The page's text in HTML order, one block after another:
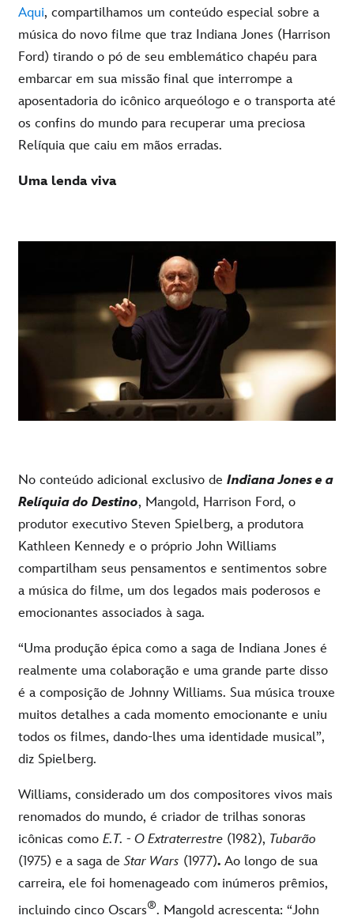
Aqui, compartilhamos um conteúdo especial sobre a
música do novo filme que traz Indiana Jones (Harrison
Ford) tirando o pó de seu emblemático chapéu para
embarcar em sua missão final que interrompe a
aposentadoria do icônico arqueólogo e o transporta até
os confins do mundo para recuperar uma preciosa
Relíquia que caiu em mãos erradas.
Uma lenda viva
No conteúdo adicional exclusivo de Indiana Jones e a
Relíquia do Destino, Mangold, Harrison Ford, o
produtor executivo Steven Spielberg, a produtora
Kathleen Kennedy e o próprio John Williams
compartilham seus pensamentos e sentimentos sobre
a música do filme, um dos legados mais poderosos e
emocionantes associados à saga.
“Uma produção épica como a saga de Indiana Jones é
realmente uma colaboração e uma grande parte disso
é a composição de Johnny Williams. Sua música trouxe
muitos detalhes a cada momento emocionante e uniu
todos os filmes, dando-lhes uma identidade musical”,
diz Spielberg.
Williams, considerado um dos compositores vivos mais
renomados do mundo, é criador de trilhas sonoras
icônicas como E.T. - O Extraterrestre (1982), Tubarão
(1975) e a saga deStar Wars (1977). Ao longo de sua
carreira, ele foi homenageado com inúmeros prêmios,
incluindo cinco Oscars®. Mangold acrescenta: “John